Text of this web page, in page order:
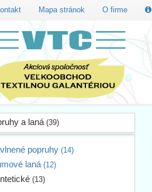
Mapa stránok O firme
a laná (39)
popruhy (14)
laná (12)
(13)